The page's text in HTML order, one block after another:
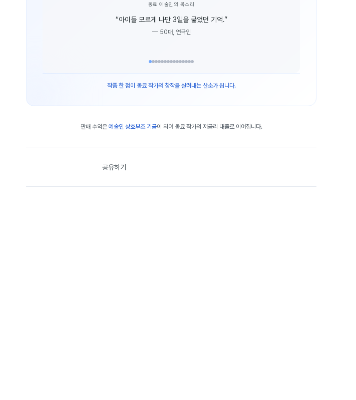
동료 예술인의 목소리
“아이들 모르게 나만 3일을 굶었던 기억.”
— 50대, 연극인
작품 한 점이 동료 작가의 창작을 살려내는 산소가 됩니다.
판매 수익은 예술인 상호부조 기금이 되어 동료 작가의 저금리 대출로 이어집니다.
공유하기